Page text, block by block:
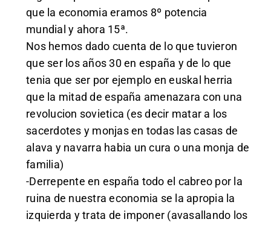
que la economia eramos 8º potencia
mundial y ahora 15ª.
Nos hemos dado cuenta de lo que tuvieron
que ser los años 30 en españa y de lo que
tenia que ser por ejemplo en euskal herria
que la mitad de españa amenazara con una
revolucion sovietica (es decir matar a los
sacerdotes y monjas en todas las casas de
alava y navarra habia un cura o una monja de
familia)
-Derrepente en españa todo el cabreo por la
ruina de nuestra economia se la apropia la
izquierda y trata de imponer (avasallando los